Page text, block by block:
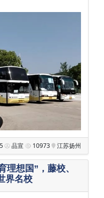
品宣 10973 江苏扬州
理想国”，藤校、
界名校